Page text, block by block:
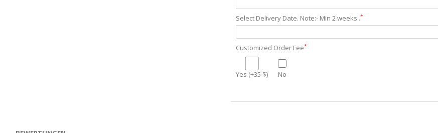
Select Delivery Date. Note:- Min 2 weeks .*
Customized Order Fee*
Yes (+35 $) No